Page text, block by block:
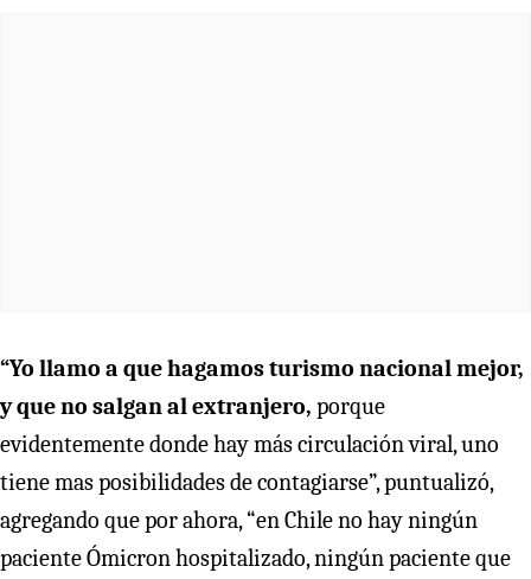
“Yo llamo a que hagamos turismo nacional mejor,
y que no salgan al extranjero, porque
evidentemente donde hay más circulación viral, uno
tiene mas posibilidades de contagiarse”, puntualizó,
agregando que por ahora, “en Chile no hay ningún
paciente Ómicron hospitalizado, ningún paciente que